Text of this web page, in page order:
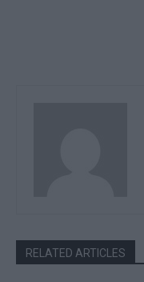
RELATED ARTICLES